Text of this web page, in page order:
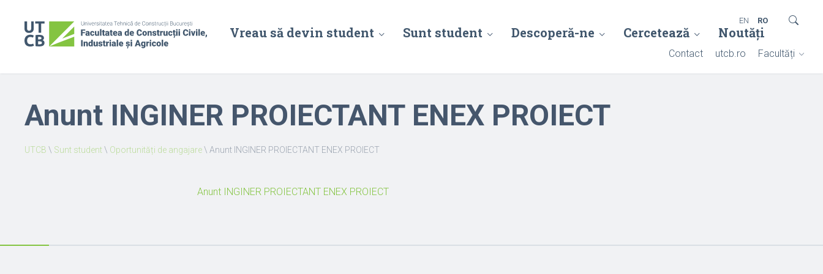
Vreau să devin student Sunt student Descoperă-ne Cercetează Noutăți
Contact utcb.ro Facultăți
EN RO
Anunt INGINER PROIECTANT ENEX PROIECT
UTCB \ Sunt student\ Oportunități de angajare\ Anunt INGINER PROIECTANT ENEX PROIECT
Anunt INGINER PROIECTANT ENEX PROIECT